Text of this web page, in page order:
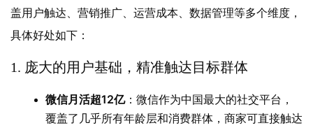
盖用户触达、营销推广、运营成本、数据管理等多个维度，
具体好处如下：
1. 庞大的用户基础，精准触达目标群体
微信月活超12亿：微信作为中国最大的社交平台，
覆盖了几乎所有年龄层和消费群体，商家可直接触达